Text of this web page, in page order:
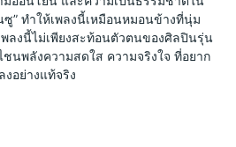
ซู” ทำให้เพลงนี้เหมือนหมอนข้างที่นุ่ม
ลงนี้ไม่เพียงสะท้อนตัวตนของศิลปินรุ่น
ชนพลังความสดใส ความจริงใจ ที่อยาก
อย่างแท้จริง